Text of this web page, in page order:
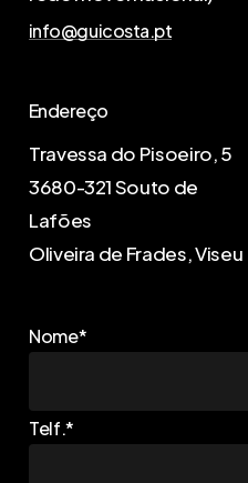
info@guicosta.pt
Endereço
Travessa do Pisoeiro, 5
3680-321 Souto de
Lafões
Oliveira de Frades, Viseu
Nome*
Telf.*